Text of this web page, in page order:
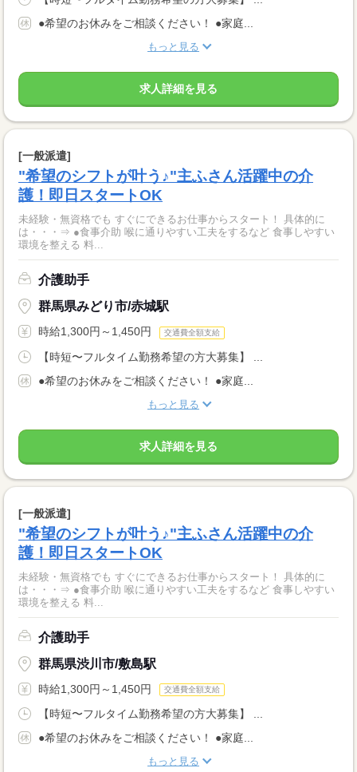
●希望のお休みをご相談ください！ ●家庭...
もっと見る
求人詳細を見る
[一般派遣]
"希望のシフトが叶う♪"主ふさん活躍中の介
護！即日スタートOK
未経験・無資格でも すぐにできるお仕事からスタート！ 具体的に
は・・・⇒ ●食事介助 喉に通りやすい工夫をするなど 食事しやすい
環境を整える 料...
介護助手
群馬県みどり市/赤城駅
時給1,300円～1,450円 交通費全額支給
【時短〜フルタイム勤務希望の方大募集】 ...
●希望のお休みをご相談ください！ ●家庭...
もっと見る
求人詳細を見る
[一般派遣]
"希望のシフトが叶う♪"主ふさん活躍中の介
護！即日スタートOK
未経験・無資格でも すぐにできるお仕事からスタート！ 具体的に
は・・・⇒ ●食事介助 喉に通りやすい工夫をするなど 食事しやすい
環境を整える 料...
介護助手
群馬県渋川市/敷島駅
時給1,300円～1,450円 交通費全額支給
【時短〜フルタイム勤務希望の方大募集】 ...
●希望のお休みをご相談ください！ ●家庭...
もっと見る